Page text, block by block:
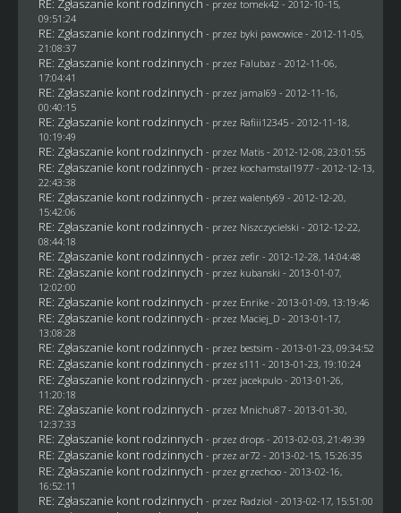
RE: Zgłaszanie kont rodzinnych - przez tomek42 - 2012-10-15,
09:51:24
RE: Zgłaszanie kont rodzinnych - przez byki pawowice- 2012-11-05,
21:08:37
RE: Zgłaszanie kont rodzinnych - przez Falubaz - 2012-11-06,
17:04:41
RE: Zgłaszanie kont rodzinnych - przez jamal69 - 2012-11-16,
00:40:15
RE: Zgłaszanie kont rodzinnych - przez Rafiii12345- 2012-11-18,
10:19:49
RE: Zgłaszanie kont rodzinnych - przez Matis- 2012-12-08, 23:01:55
RE: Zgłaszanie kont rodzinnych - przez kochamstal1977- 2012-12-13,
22:43:38
RE: Zgłaszanie kont rodzinnych - przez walenty69 - 2012-12-20,
15:42:06
RE: Zgłaszanie kont rodzinnych - przez Niszczycielski - 2012-12-22,
08:44:18
RE: Zgłaszanie kont rodzinnych - przez zefir- 2012-12-28, 14:04:48
RE: Zgłaszanie kont rodzinnych - przez kubanski - 2013-01-07,
12:02:00
RE: Zgłaszanie kont rodzinnych - przez Enrike- 2013-01-09, 13:19:46
RE: Zgłaszanie kont rodzinnych - przez Maciej_D- 2013-01-17,
13:08:28
RE: Zgłaszanie kont rodzinnych - przez bestsim - 2013-01-23, 09:34:52
RE: Zgłaszanie kont rodzinnych - przez s111 - 2013-01-23, 19:10:24
RE: Zgłaszanie kont rodzinnych - przez jacekpulo- 2013-01-26,
11:20:18
RE: Zgłaszanie kont rodzinnych - przez Mnichu87- 2013-01-30,
12:37:33
RE: Zgłaszanie kont rodzinnych - przez drops- 2013-02-03, 21:49:39
RE: Zgłaszanie kont rodzinnych - przez ar72 - 2013-02-15, 15:26:35
RE: Zgłaszanie kont rodzinnych - przez grzechoo - 2013-02-16,
16:52:11
RE: Zgłaszanie kont rodzinnych - przez Radziol - 2013-02-17, 15:51:00